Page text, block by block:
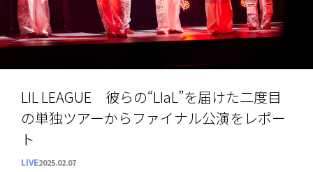
LIL LEAGUE 彼らの“LIaL”を届けた二度目
の単独ツアーからファイナル公演をレポー
ト
LIVE2025.02.07